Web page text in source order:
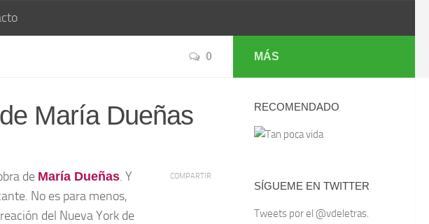
0
María Dueñas
de María Dueñas. Y
No es para menos,
del Nueva York de
COMPARTIR
MÁS
RECOMENDADO
SÍGUEME EN TWITTER
Tweets por el @vdeletras.